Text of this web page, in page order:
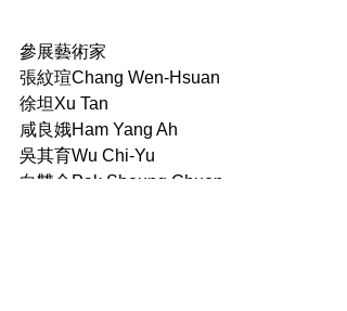
參展藝術家
張紋瑄Chang Wen-Hsuan
徐坦Xu Tan
咸良娥Ham Yang Ah
吳其育Wu Chi-Yu
白雙全Pak Sheung Chuen